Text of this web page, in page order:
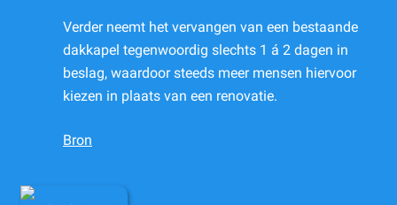
Verder neemt het vervangen van een bestaande
dakkapel tegenwoordig slechts 1 á 2 dagen in
beslag, waardoor steeds meer mensen hiervoor
kiezen in plaats van een renovatie.
Bron